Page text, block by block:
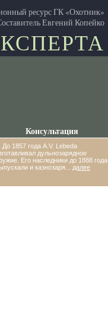
ресурс ГК «Охотник»
Евгений Копейко
Консультация
До 1857 года A.V. Lebeda
дульнозарядное
Его наследники до 1888 года
и казнозаря... далее